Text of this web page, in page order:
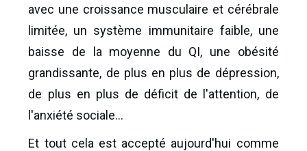
avec une croissance musculaire et cérébrale
limitée, un système immunitaire faible, une
baisse de la moyenne du QI, une obésité
grandissante, de plus en plus de dépression,
de plus en plus de déficit de l'attention, de
l'anxiété sociale...
Et tout cela est accepté aujourd'hui comme